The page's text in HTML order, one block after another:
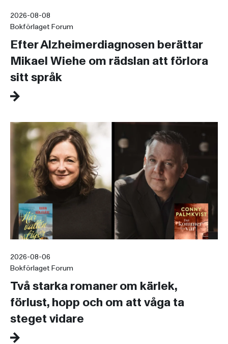
2026-08-08
Bokförlaget Forum
Efter Alzheimerdiagnosen berättar
Mikael Wiehe om rädslan att förlora
sitt språk
2026-08-06
Bokförlaget Forum
Två starka romaner om kärlek,
förlust, hopp och om att våga ta
steget vidare